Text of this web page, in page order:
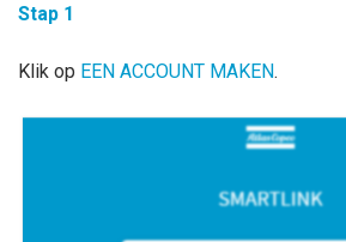
Stap 1
Klik op EEN ACCOUNT MAKEN.